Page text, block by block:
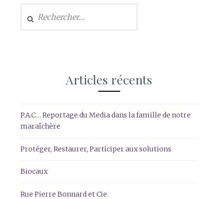
Articles récents
P.A.C… Reportage du Media dans la famille de notre
maraîchère
Protéger, Restaurer, Participer aux solutions
Biocaux
Rue Pierre Bonnard et Cie